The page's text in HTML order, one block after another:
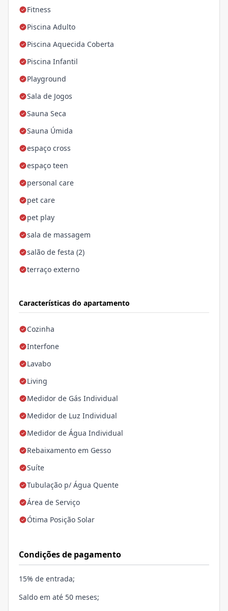
Fitness
Piscina Adulto
Piscina Aquecida Coberta
Piscina Infantil
Playground
Sala de Jogos
Sauna Seca
Sauna Úmida
espaço cross
espaço teen
personal care
pet care
pet play
sala de massagem
salão de festa (2)
terraço externo
Características do apartamento
Cozinha
Interfone
Lavabo
Living
Medidor de Gás Individual
Medidor de Luz Individual
Medidor de Água Individual
Rebaixamento em Gesso
Suíte
Tubulação p/ Água Quente
Área de Serviço
Ótima Posição Solar
Condições de pagamento
15% de entrada;
Saldo em até 50 meses;